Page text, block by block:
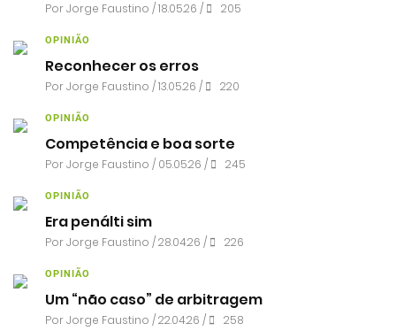
PorJorge Faustino / 18.05.26 / 205
OPINIÃO
Reconhecer os erros
PorJorge Faustino / 13.05.26 / 220
OPINIÃO
Competência e boa sorte
PorJorge Faustino / 05.05.26 / 245
OPINIÃO
Era penálti sim
PorJorge Faustino / 28.04.26 / 226
OPINIÃO
Um “não caso” de arbitragem
PorJorge Faustino / 22.04.26 / 258